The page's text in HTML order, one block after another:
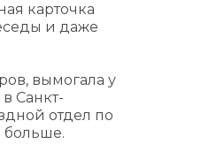
карточка
и даже
вымогала у
Санкт-
отдел по
больше.